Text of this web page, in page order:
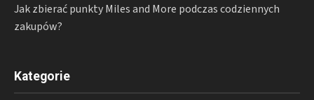
Jak zbierać punkty Miles and More podczas codziennych
zakupów?
Kategorie